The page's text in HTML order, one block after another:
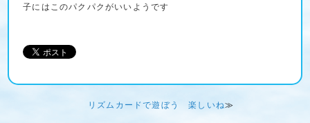
子にはこのパクパクがいいようです
リズムカードで遊ぼう 楽しいね≫